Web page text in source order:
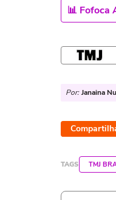
📊 Fofoca
Por: Janaina
TAGS TMJ